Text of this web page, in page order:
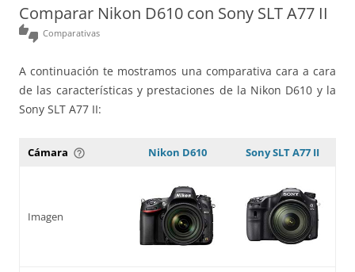
Comparar Nikon D610 con Sony SLT A77 II
thumbs_up_down Comparativas
A continuación te mostramos una comparativa cara a cara
de las características y prestaciones de la Nikon D610 y la
Sony SLT A77 II:
Cámara help_outline Nikon D610 Sony SLT A77 II
Imagen